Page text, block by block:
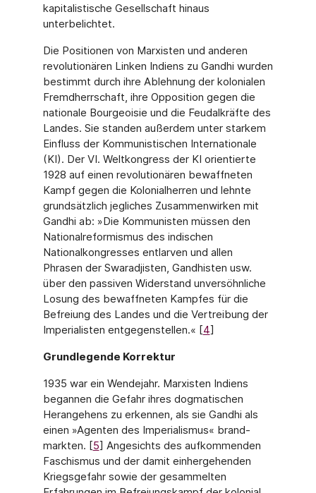
kapitalistische Gesellschaft hinaus
unterbelichtet.
Die Positionen von Marxisten und anderen
revolutionären Linken Indiens zu Gandhi wur­den
bestimmt durch ihre Ablehnung der kolonialen
Fremdherrschaft, ihre Opposition gegen die
nationale Bourgeoisie und die Feudalkräfte des
Landes. Sie standen außerdem unter starkem
Einfluss der Kommunistischen Internationale
(KI). Der VI. Weltkongress der KI orientierte
1928 auf einen revolutionären bewaffneten
Kampf gegen die Kolonialherren und lehnte
grundsätzlich jegliches Zusammenwirken mit
Gandhi ab: »Die Kommunisten müssen den
Nationalreformismus des indischen
Nationalkongresses entlarven und allen
Phrasen der Swaradjisten, Gandhisten usw.
über den passiven Widerstand unversöhnliche
Losung des bewaffneten Kampfes für die
Befreiung des Landes und die Vertreibung der
Imperialisten entgegenstellen.« [4]
Grundlegende Korrektur
1935 war ein Wendejahr. Marxisten Indiens
begannen die Gefahr ihres dogmatischen
Herangehens zu erkennen, als sie Gandhi als
einen »Agenten des Imperialismus« brand­
markten. [5] Angesichts des aufkommenden
Faschismus und der damit einhergehenden
Kriegsgefahr sowie der gesammelten